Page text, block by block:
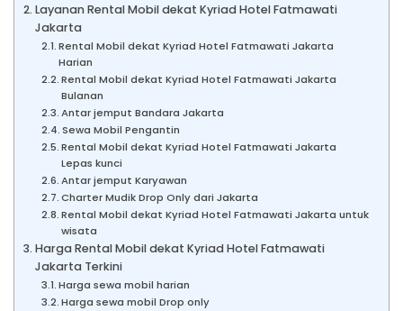
Layanan Rental Mobil dekat Kyriad Hotel Fatmawati
Jakarta
Rental Mobil dekat Kyriad Hotel Fatmawati Jakarta
Harian
Rental Mobil dekat Kyriad Hotel Fatmawati Jakarta
Bulanan
Antar jemput Bandara Jakarta
Sewa Mobil Pengantin
Rental Mobil dekat Kyriad Hotel Fatmawati Jakarta
Lepas kunci
Antar jemput Karyawan
Charter Mudik Drop Only dari Jakarta
Rental Mobil dekat Kyriad Hotel Fatmawati Jakarta untuk
wisata
Harga Rental Mobil dekat Kyriad Hotel Fatmawati
Jakarta Terkini
Harga sewa mobil harian
Harga sewa mobil Drop only